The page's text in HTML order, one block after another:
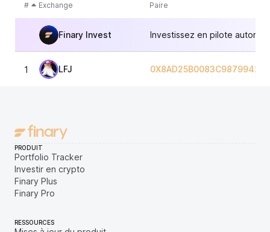
# Exchange Paire
Finary Invest Investissez en pilote
1 LFJ
PRODUIT
Portfolio Tracker
Investir en crypto
Finary Plus
Finary Pro
RESSOURCES